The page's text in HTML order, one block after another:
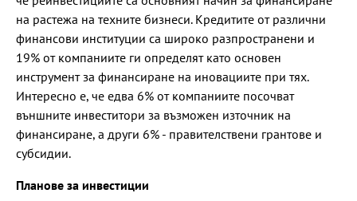
на растежа на техните бизнеси. Кредитите от различни
финансови институции са широко разпространени и
19% от компаниите ги определят като основен
инструмент за финансиране на иновациите при тях.
Интересно е, че едва 6% от компаниите посочват
външните инвеститори за възможен източник на
финансиране, а други 6% - правителствени грантове и
субсидии.
Планове за инвестиции